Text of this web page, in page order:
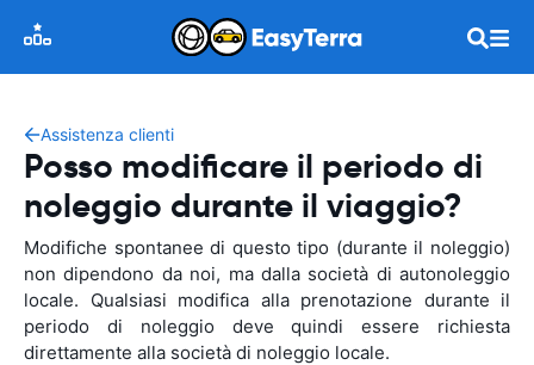
Assistenza clienti
Posso modificare il periodo di
noleggio durante il viaggio?
Modifiche spontanee di questo tipo (durante il noleggio)
non dipendono da noi, ma dalla società di autonoleggio
locale. Qualsiasi modifica alla prenotazione durante il
periodo di noleggio deve quindi essere richiesta
direttamente alla società di noleggio locale.